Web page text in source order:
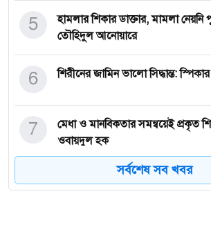
হামলার শিকার ডাক্তার, মামলা
তৌহিদুল আনোয়ারে
5
শিরীনের জামিন ভালো সিদ্ধান্ত: স্পিকার
6
মেধা ও মানবিকতার সমন্বয়েই প্রকৃত
ওবায়দুল হক
7
দাউদকান্দিতে ভয়াবহ সড়ক দুর্ঘটনা:
আহত ৬
8
সর্বশেষ সব খবর